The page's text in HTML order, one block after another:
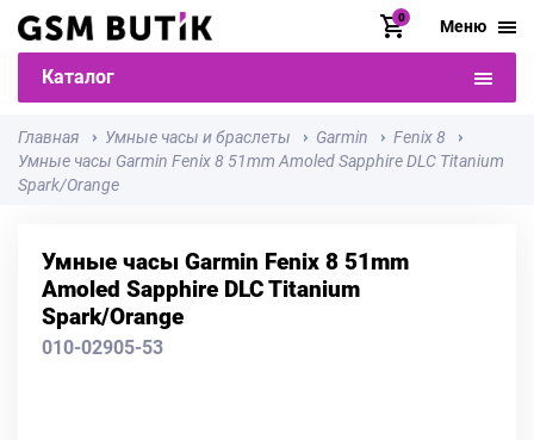
0 Меню
Каталог
Главная Умные часы и браслеты Garmin
Fenix 8
Умные часы Garmin Fenix 8 51mm Amoled Sapphire DLC Titanium
Spark/Orange
Умные часы Garmin Fenix 8 51mm
Amoled Sapphire DLC Titanium
Spark/Orange
010-02905-53